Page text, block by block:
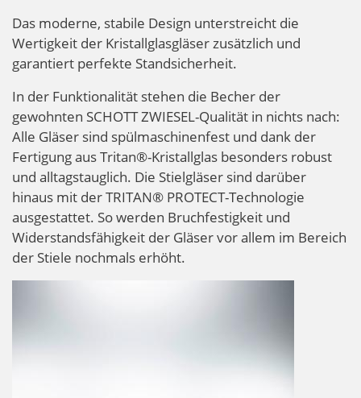
Das moderne, stabile Design unterstreicht die
Wertigkeit der Kristallglasgläser zusätzlich und
garantiert perfekte Standsicherheit.
In der Funktionalität stehen die Becher der
gewohnten SCHOTT ZWIESEL-Qualität in nichts nach:
Alle Gläser sind spülmaschinenfest und dank der
Fertigung aus Tritan®-Kristallglas besonders robust
und alltagstauglich. Die Stielgläser sind darüber
hinaus mit der TRITAN® PROTECT-Technologie
ausgestattet. So werden Bruchfestigkeit und
Widerstandsfähigkeit der Gläser vor allem im Bereich
der Stiele nochmals erhöht.